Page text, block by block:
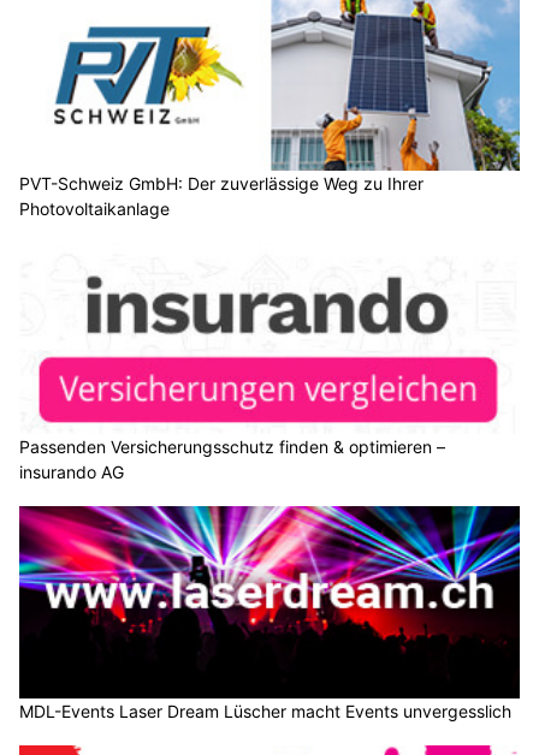
PVT-Schweiz GmbH: Der zuverlässige Weg zu Ihrer
Photovoltaikanlage
Passenden Versicherungsschutz finden & optimieren –
insurando AG
MDL-Events Laser Dream Lüscher macht Events unvergesslich